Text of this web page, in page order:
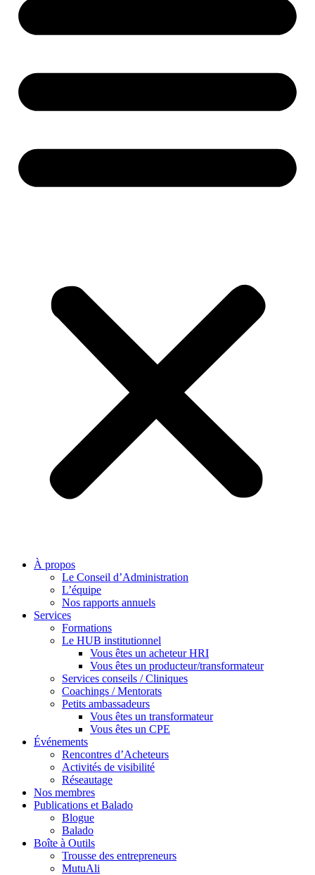
À propos
Le Conseil d’Administration
L’équipe
Nos rapports annuels
Services
Formations
Le HUB institutionnel
Vous êtes un acheteur HRI
Vous êtes un producteur/transformateur
Services conseils / Cliniques
Coachings / Mentorats
Petits ambassadeurs
Vous êtes un transformateur
Vous êtes un CPE
Événements
Rencontres d’Acheteurs
Activités de visibilité
Réseautage
Nos membres
Publications et Balado
Blogue
Balado
Boîte à Outils
Trousse des entrepreneurs
MutuAli